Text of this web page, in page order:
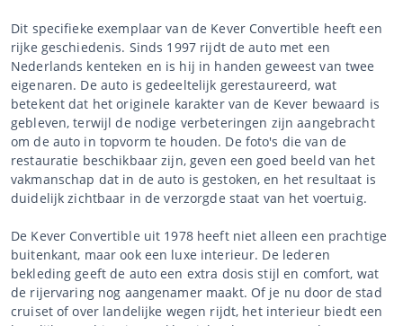
Dit specifieke exemplaar van de Kever Convertible heeft een
rijke geschiedenis. Sinds 1997 rijdt de auto met een
Nederlands kenteken en is hij in handen geweest van twee
eigenaren. De auto is gedeeltelijk gerestaureerd, wat
betekent dat het originele karakter van de Kever bewaard is
gebleven, terwijl de nodige verbeteringen zijn aangebracht
om de auto in topvorm te houden. De foto's die van de
restauratie beschikbaar zijn, geven een goed beeld van het
vakmanschap dat in de auto is gestoken, en het resultaat is
duidelijk zichtbaar in de verzorgde staat van het voertuig.
De Kever Convertible uit 1978 heeft niet alleen een prachtige
buitenkant, maar ook een luxe interieur. De lederen
bekleding geeft de auto een extra dosis stijl en comfort, wat
de rijervaring nog aangenamer maakt. Of je nu door de stad
cruiset of over landelijke wegen rijdt, het interieur biedt een